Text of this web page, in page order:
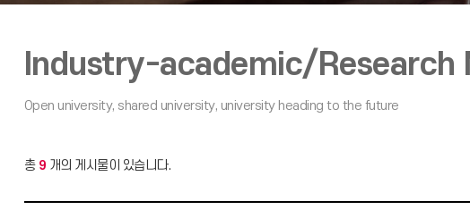
Industry-academic/Research
총 9 개의 게시물이 있습니다.